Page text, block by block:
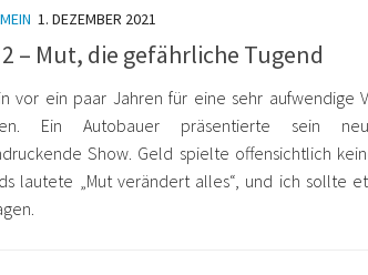
1. DEZEMBER 2021
– Mut, die gefährliche Tugend
vor ein paar Jahren für eine sehr aufwendige
Ein Autobauer präsentierte sein
Show. Geld spielte offensichtlich
lautete „Mut verändert alles“, und ich sollte